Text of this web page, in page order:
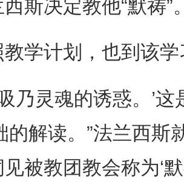
斯决定教他“默祷”
计划，也到该学
灵魂的诱惑。’这
的解读。”法兰西斯
被教团教会称为‘